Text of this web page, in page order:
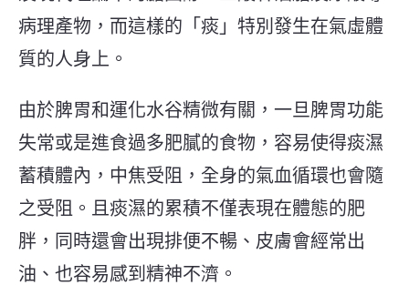
病理產物，而這樣的「痰」特別發生在氣虛體
質的人身上。
由於脾胃和運化水谷精微有關，一旦脾胃功能
失常或是進食過多肥膩的食物 ，容易使得痰濕
蓄積體內，中焦受阻，全身的氣血循環也會隨
之受阻。 且 痰濕的累積不僅表現在體態的肥
胖，同時還會出現排便不暢、皮膚會經常出
油、也容易感到精神不濟。